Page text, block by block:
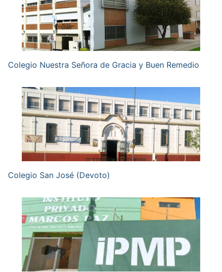
Colegio Nuestra Señora de Gracia y Buen Remedio
Colegio San José (Devoto)